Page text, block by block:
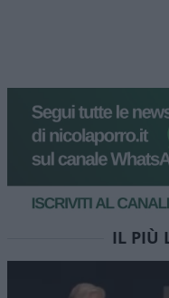
La
possibile
l’Iran
Un accordo che
fatto senza
Hormuz né la
che Teheran si sta